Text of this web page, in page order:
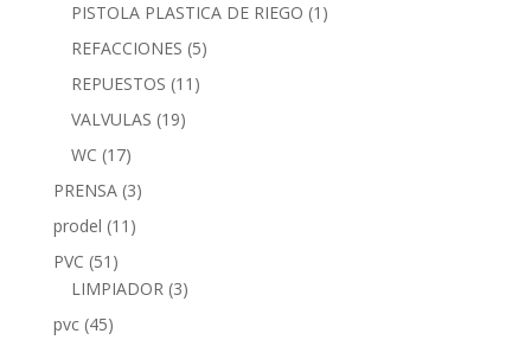
PISTOLA PLASTICA DE RIEGO (1)
REFACCIONES (5)
REPUESTOS (11)
VALVULAS (19)
WC (17)
PRENSA (3)
prodel (11)
PVC (51)
LIMPIADOR (3)
pvc (45)